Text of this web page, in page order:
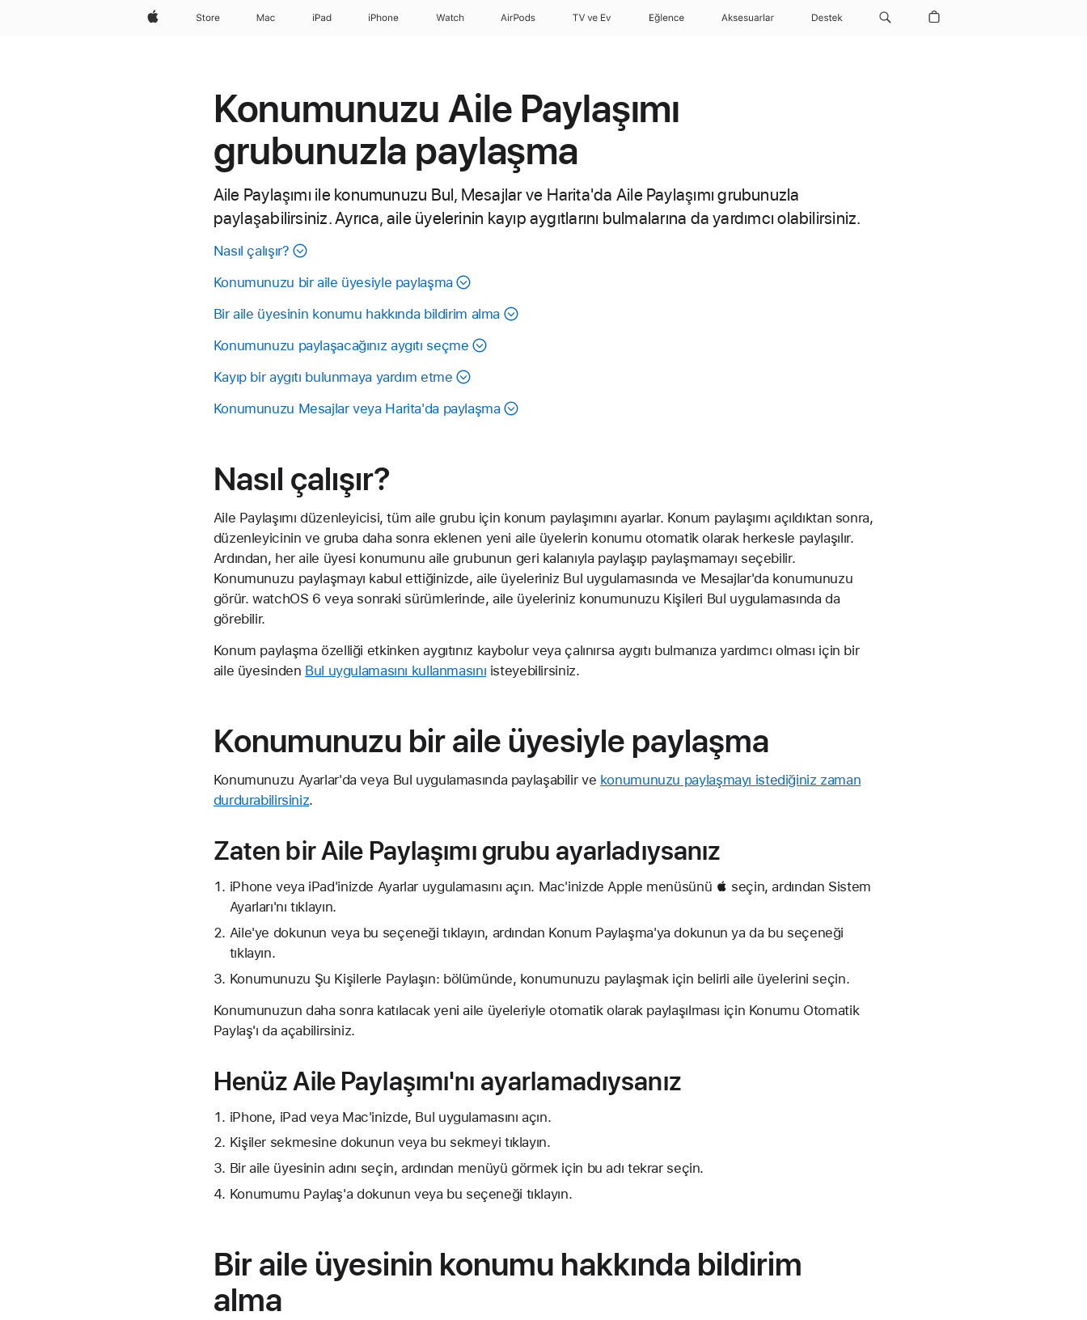
wzlhp Store Mac iPad iPhone Watch AirPods TV ve Ev Eğlence Aksesuarlar Destek
Konumunuzu Aile Paylaşımı
grubunuzla paylaşma
Aile Paylaşımı ile konumunuzu Bul, Mesajlar ve Harita'da Aile Paylaşımı grubunuzla
paylaşabilirsiniz. Ayrıca, aile üyelerinin kayıp aygıtlarını bulmalarına da yardımcı olabilirsiniz.
Nasıl çalışır?
Konumunuzu bir aile üyesiyle paylaşma
Bir aile üyesinin konumu hakkında bildirim alma
Konumunuzu paylaşacağınız aygıtı seçme
Kayıp bir aygıtı bulunmaya yardım etme
Konumunuzu Mesajlar veya Harita'da paylaşma
Nasıl çalışır?
Aile Paylaşımı düzenleyicisi, tüm aile grubu için konum paylaşımını ayarlar. Konum paylaşımı açıldıktan sonra,
düzenleyicinin ve gruba daha sonra eklenen yeni aile üyelerin konumu otomatik olarak herkesle paylaşılır.
Ardından, her aile üyesi konumunu aile grubunun geri kalanıyla paylaşıp paylaşmamayı seçebilir.
Konumunuzu paylaşmayı kabul ettiğinizde, aile üyeleriniz Bul uygulamasında ve Mesajlar'da konumunuzu
görür. watchOS 6 veya sonraki sürümlerinde, aile üyeleriniz konumunuzu Kişileri Bul uygulamasında da
görebilir.
Konum paylaşma özelliği etkinken aygıtınız kaybolur veya çalınırsa aygıtı bulmanıza yardımcı olması için bir
aile üyesinden Bul uygulamasını kullanmasını isteyebilirsiniz.
Konumunuzu bir aile üyesiyle paylaşma
Konumunuzu Ayarlar'da veya Bul uygulamasında paylaşabilir ve konumunuzu paylaşmayı istediğiniz zaman
durdurabilirsiniz.
Zaten bir Aile Paylaşımı grubu ayarladıysanız
iPhone veya iPad'inizde Ayarlar uygulamasını açın. Mac'inizde Apple menüsünü  seçin, ardından Sistem
Ayarları'nı tıklayın.
Aile'ye dokunun veya bu seçeneği tıklayın, ardından Konum Paylaşma'ya dokunun ya da bu seçeneği
tıklayın.
Konumunuzu Şu Kişilerle Paylaşın: bölümünde, konumunuzu paylaşmak için belirli aile üyelerini seçin.
Konumunuzun daha sonra katılacak yeni aile üyeleriyle otomatik olarak paylaşılması için Konumu Otomatik
Paylaş'ı da açabilirsiniz.
Henüz Aile Paylaşımı'nı ayarlamadıysanız
iPhone, iPad veya Mac'inizde, Bul uygulamasını açın.
Kişiler sekmesine dokunun veya bu sekmeyi tıklayın.
Bir aile üyesinin adını seçin, ardından menüyü görmek için bu adı tekrar seçin.
Konumumu Paylaş'a dokunun veya bu seçeneği tıklayın.
Bir aile üyesinin konumu hakkında bildirim
alma